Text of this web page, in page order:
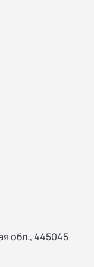
обл., 445045